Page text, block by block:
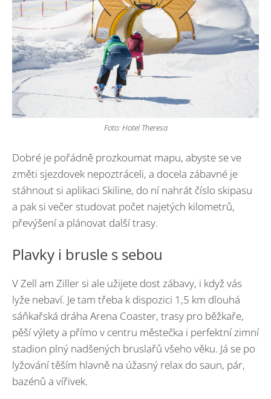
Foto: Hotel Theresa
Dobré je pořádně prozkoumat mapu, abyste se ve
změti sjezdovek nepoztráceli, a docela zábavné je
stáhnout si aplikaci Skiline, do ní nahrát číslo skipasu
a pak si večer studovat počet najetých kilometrů,
převýšení a plánovat další trasy.
Plavky i brusle s sebou
V Zell am Ziller si ale užijete dost zábavy, i když vás
lyže nebaví. Je tam třeba k dispozici 1,5 km dlouhá
sáňkařská dráha Arena Coaster, trasy pro běžkaře,
pěší výlety a přímo v centru městečka i perfektní zimní
stadion plný nadšených bruslařů všeho věku. Já se po
lyžování těším hlavně na úžasný relax do saun, pár,
bazénů a vířivek.